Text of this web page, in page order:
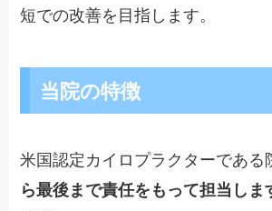
短での改善を目指します。
当院の特徴
米国認定カイロプラクターである
ら最後まで責任をもって担当しま